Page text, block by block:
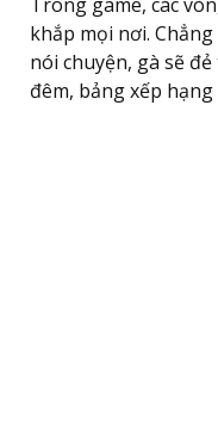
khắp mọi nơi.
nói chuyện, gà sẽ
đêm, bảng xếp